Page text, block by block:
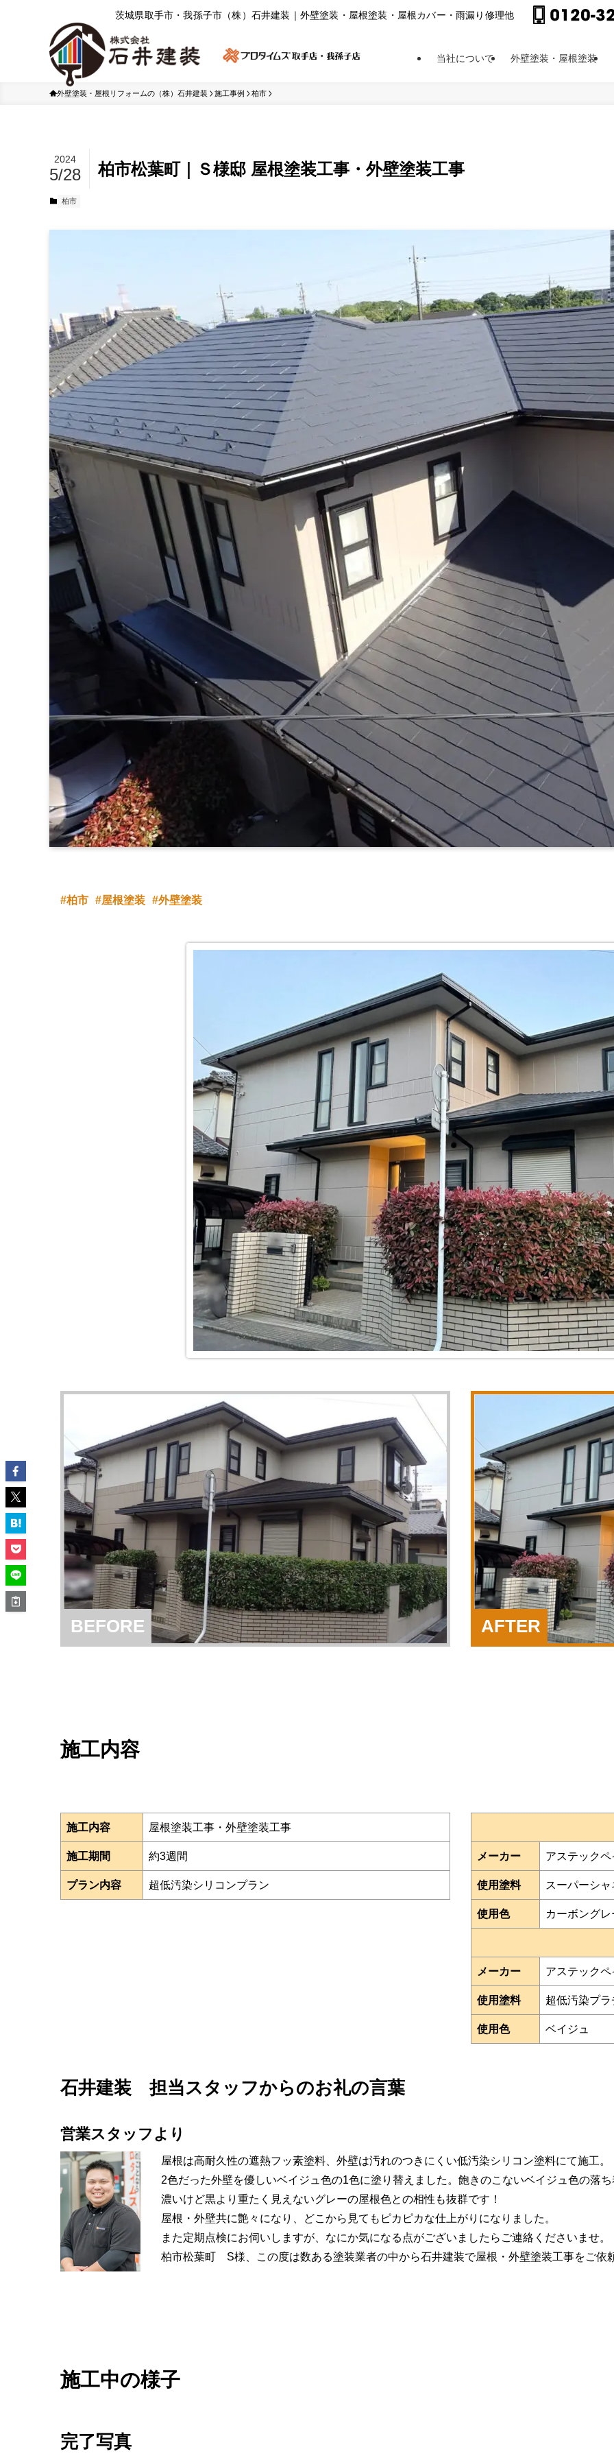
茨城県取⼿市・我孫⼦市（株）⽯井建装｜外壁塗装・屋根塗装・屋根カバー・⾬漏り修理他
当社について 外壁塗装・屋根塗装
外壁塗装・屋根リフォームの（株）石井建装 施工事例 柏市
柏市松葉町｜Ｓ様邸 屋根塗装工事・外壁塗装工事
2024
5/28
柏市
柏市 屋根塗装 外壁塗装
BEFORE AFTER
施工内容
施工内容 屋根塗装工事・外壁塗装工事
施工期間 約3週間
プラン内容 超低汚染シリコンプラン
メーカー アステックペ
使用塗料 スーパーシ
使用色 カーボングレ
メーカー アステックペ
使用塗料 超低汚染プ
使用色 ベイジュ
石井建装 担当スタッフからのお礼の言葉
営業スタッフより
屋根は高耐久性の遮熱フッ素塗料、外壁は汚れのつきにくい低汚染シリコン塗料にて施工。
2色だった外壁を優しいベイジュ色の1色に塗り替えました。飽きのこないベイジュ色の落
濃いけど黒より重たく見えないグレーの屋根色との相性も抜群です！
屋根・外壁共に艶々になり、どこから見てもピカピカな仕上がりになりました。
また定期点検にお伺いしますが、なにか気になる点がございましたらご連絡くださいませ。
柏市松葉町 S様、この度は数ある塗装業者の中から石井建装で屋根・外壁塗装工事をご依
施工中の様子
完了写真